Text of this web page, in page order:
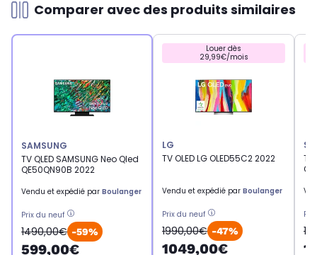
Comparer avec des produits similaires
SAMSUNG
TV QLED SAMSUNG Neo Qled
QE50QN90B 2022
Vendu et expédié par Boulanger
Prix du neuf
1490,00€ -59%
599,00€
Louer dès
29,99€/mois
LG
TV OLED LG OLED55C2 2022
Vendu et expédié par Boulanger
Prix du neuf
1990,00€ -47%
1049,00€
TV